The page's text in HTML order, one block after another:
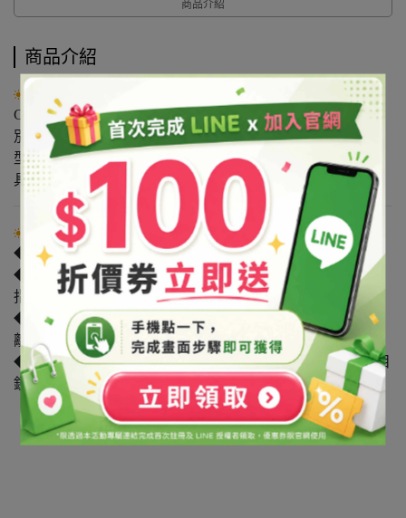
商品介紹
商品介紹
CAS NO：67-64-1
別名：二甲酮、醋酮、木酮
型態：液體
具揮發性、易燃性，可溶於水。
注意事項
◆禁止用於食品。
◆原物料可能受各類因素影響導致廠牌/產地的變動。如有
指定廠牌/產地者，請洽詢客服詢問確認。
◆請避光保存於陰涼處，保持瓶蓋/袋口確實關緊，並請遠
離火源，避免孩童拿取。
◆本產品建議在通風環境下操作，並戴上手套、口罩、護目
鏡等防護。